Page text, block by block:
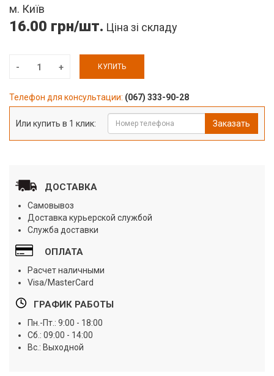
м. Київ
16.00 грн/шт. Ціна зі складу
КУПИТЬ
Телефон для консультации: (067) 333-90-28
Или купить в 1 клик: Заказать
ДОСТАВКА
Самовывоз
Доставка курьерской службой
Служба доставки
ОПЛАТА
Расчет наличными
Visa/MasterCard
ГРАФИК РАБОТЫ
Пн.-Пт.: 9:00 - 18:00
Сб.: 09:00 - 14:00
Вс.: Выходной